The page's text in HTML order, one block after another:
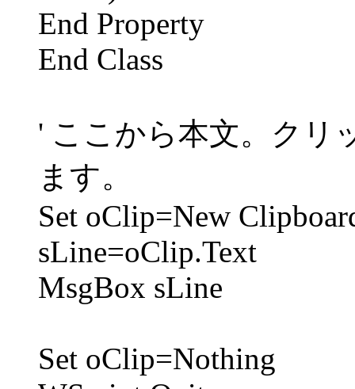
End Property
End Class
' ここから本文。クリ
ます。
Set oClip=New
sLine=oClip.Text
MsgBox sLine
Set oClip=Nothing